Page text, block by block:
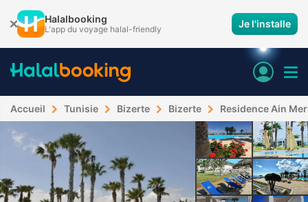
Halalbooking
L'app du voyage halal-friendly Je l'installe
Accueil Tunisie Bizerte Bizerte Residence Ain